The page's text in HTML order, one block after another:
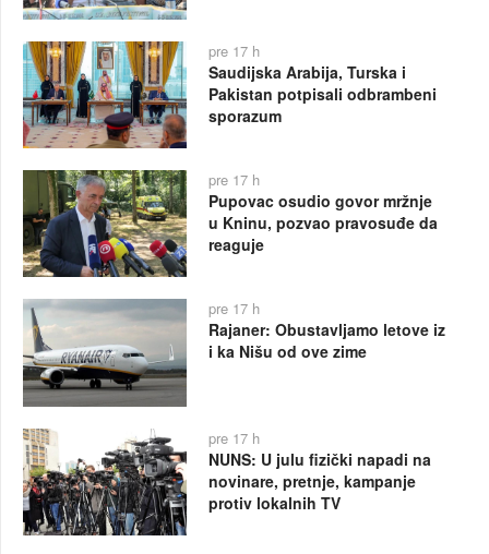
pre 17 h
Saudijska Arabija, Turska i
Pakistan potpisali odbrambeni
sporazum
pre 17 h
Pupovac osudio govor mržnje
u Kninu, pozvao pravosuđe da
reaguje
pre 17 h
Rajaner: Obustavljamo letove iz
i ka Nišu od ove zime
pre 17 h
NUNS: U julu fizički napadi na
novinare, pretnje, kampanje
protiv lokalnih TV